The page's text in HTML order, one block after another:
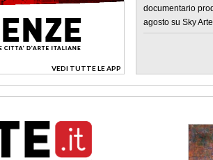
VEDI TUTTE LE APP
>
documentario
agosto su Sky Arte